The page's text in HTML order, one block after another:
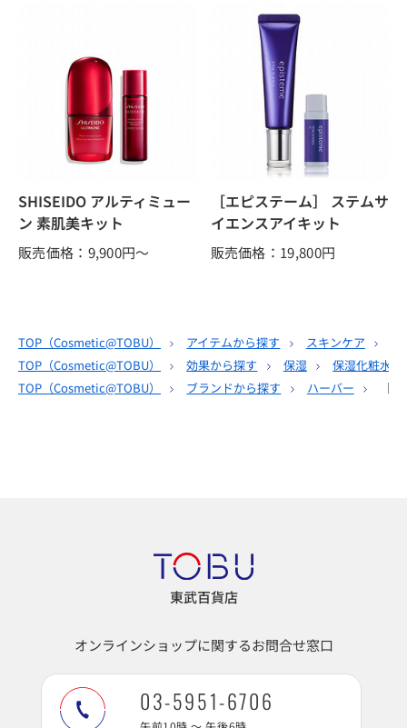
SHISEIDO アルティミュー
ン 素肌美キット
販売価格：9,900円～
［エピステーム］ ステムサ
イエンスアイキット
販売価格：19,800円
TOP（Cosmetic@TOBU） アイテムから探す スキンケア
TOP（Cosmetic@TOBU） 効果から探す 保湿
保湿化粧水
TOP（Cosmetic@TOBU） ブランドから探す ハーバー ［
東武百貨店
オンラインショップに関するお問合せ窓口
03-5951-6706